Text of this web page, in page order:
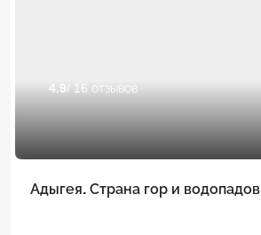
4.9 / 16 отзывов
Адыгея. Страна гор и водопадов